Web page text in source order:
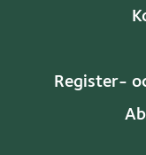
Register-